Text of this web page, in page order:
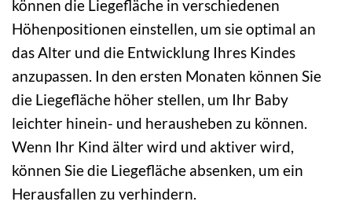
können die Liegefläche in verschiedenen
Höhenpositionen einstellen, um sie optimal an
das Alter und die Entwicklung Ihres Kindes
anzupassen. In den ersten Monaten können Sie
die Liegefläche höher stellen, um Ihr Baby
leichter hinein- und herausheben zu können.
Wenn Ihr Kind älter wird und aktiver wird,
können Sie die Liegefläche absenken, um ein
Herausfallen zu verhindern.